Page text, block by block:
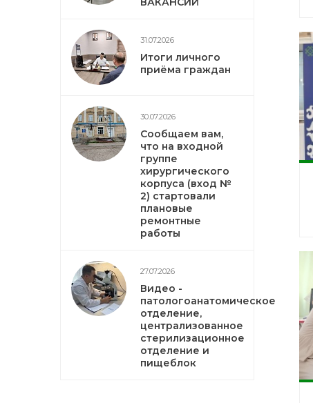
31.07.2026
Итоги личного
приёма граждан
30.07.2026
Сообщаем вам,
что на входной
группе
хирургического
корпуса (вход №
2) стартовали
плановые
ремонтные
работы
27.07.2026
Видео -
патологоанатомическое
отделение,
централизованное
стерилизационное
отделение и
пищеблок